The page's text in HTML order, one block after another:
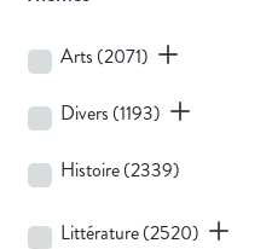
Arts (2071)
Divers (1193)
Histoire(2339)
Littérature(2520)